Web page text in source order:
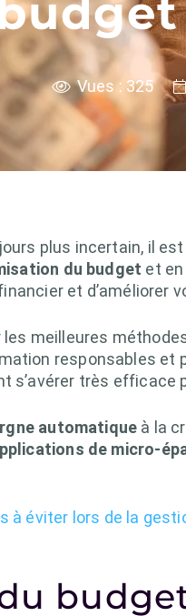
Vues : 325
plus incertain, il
du budget et
et d’améliorer
meilleures
responsables
s’avérer très efficace
automatique à la
de micro-
à éviter lors de la